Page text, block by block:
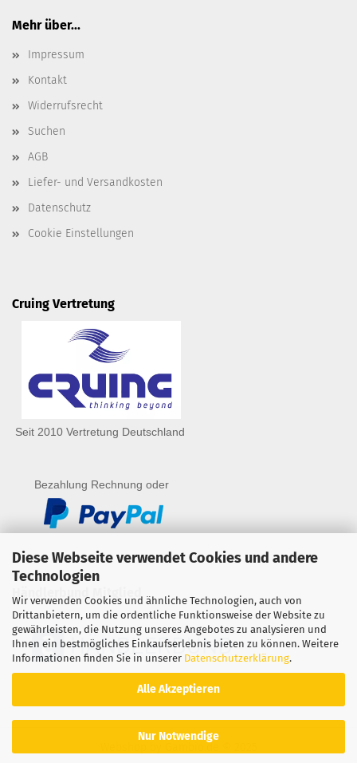
Diese Webseite verwendet Cookies und andere
Technologien
Wir verwenden Cookies und ähnliche Technologien, auch von
Drittanbietern, um die ordentliche Funktionsweise der Website zu
gewährleisten, die Nutzung unseres Angebotes zu analysieren und
Ihnen ein bestmögliches Einkaufserlebnis bieten zu können. Weitere
Informationen finden Sie in unserer Datenschutzerklärung.
Alle Akzeptieren
Nur Notwendige
Mehr über...
Impressum
Kontakt
Widerrufsrecht
Suchen
AGB
Liefer- und Versandkosten
Datenschutz
Cookie Einstellungen
Cruing Vertretung
Seit 2010 Vertretung Deutschland
Bezahlung Rechnung oder
Händlerbund Mitglied